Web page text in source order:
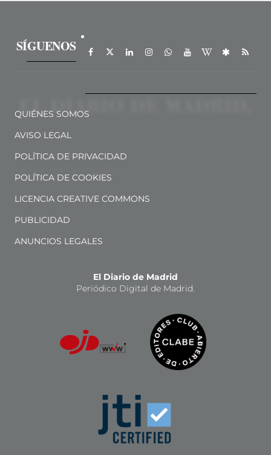
SÍGUENOS
QUIÉNES SOMOS
AVISO LEGAL
POLÍTICA DE PRIVACIDAD
POLÍTICA DE COOKIES
LICENCIA CREATIVE COMMONS
PUBLICIDAD
ANUNCIOS LEGALES
El Diario de Madrid
Periódico Digital de Madrid.